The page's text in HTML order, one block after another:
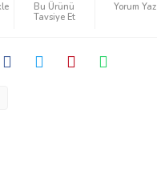
Bu Ürünü
Tavsiye Et
Yorum Yaz